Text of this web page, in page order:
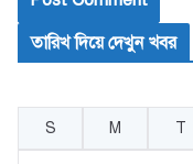
তারিখ দিয়ে দেখুন খবর
S
M T